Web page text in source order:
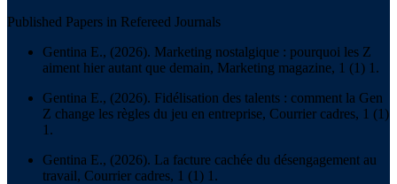
Published Papers in Refereed Journals
Gentina E., (2026). Marketing nostalgique : pourquoi les Z
aiment hier autant que demain, Marketing magazine, 1 (1) 1.
Gentina E., (2026). Fidélisation des talents : comment la Gen
Z change les règles du jeu en entreprise, Courrier cadres, 1 (1)
1.
Gentina E., (2026). La facture cachée du désengagement au
travail, Courrier cadres, 1 (1) 1.